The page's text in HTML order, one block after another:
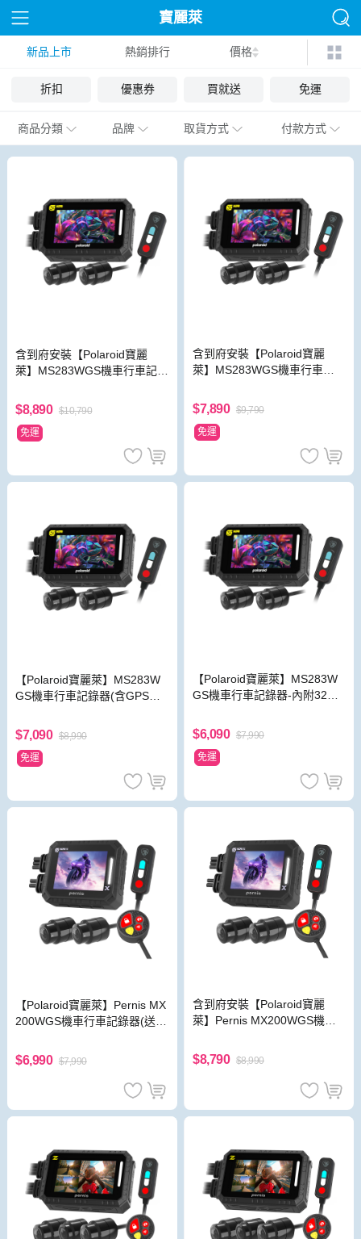
寶麗萊
新品上市 熱銷排行 價格
折扣 優惠券 買就送 免運
商品分類 品牌 取貨方式 付款方式
含到府安裝【Polaroid寶麗
萊】MS283WGS機車行車記錄
S279WG升級款 新小蜂鷹)
$8,890 $10,790
免運
含到府安裝【Polaroid寶麗
萊】MS283WGS機車行車記
升級款 新小蜂鷹)
$7,890 $9,790
免運
【Polaroid寶麗萊】MS283W
GS機車行車記錄器(含GPS天
級款 新小蜂鷹)
$7,090 $8,990
免運
【Polaroid寶麗萊】MS283W
GS機車行車記錄器-內附32G
鷹)
$6,090 $7,990
免運
【Polaroid寶麗萊】Pernis MX
200WGS機車行車記錄器(送32
$6,990 $7,990
含到府安裝【Polaroid寶麗
萊】Pernis MX200WGS機車
紀錄器
$8,790 $8,990